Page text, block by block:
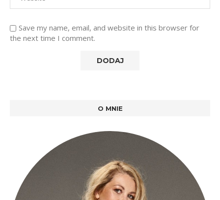
Save my name, email, and website in this browser for
the next time I comment.
O MNIE